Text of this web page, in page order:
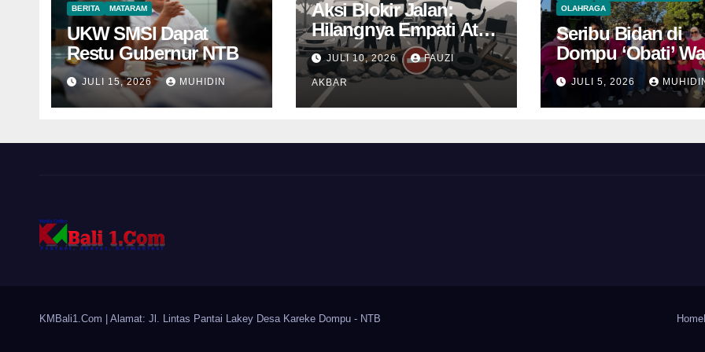
BERITA MATARAM
UKW SMSI Dapat
Restu Gubernur NTB
JULI 15, 2026 MUHIDIN
Aksi Blokir Jalan:
Hilangnya Empati Atas
Nama Perjuangan
JULI 10, 2026 FAUZI
AKBAR
OLAHRAGA
Seribu Bidan di
Dompu ‘Obati’
JaoJULI 5, 2026
KMBali1.Com | Alamat: Jl. Lintas Pantai Lakey Desa Kareke Dompu - NTB Home